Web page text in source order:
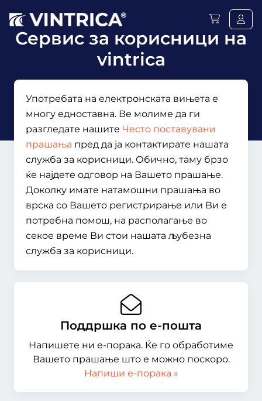
Сервис за корисници на
vintrica
Употребата на електронската вињета е
многу едноставна. Ве молиме да ги
разгледате нашите Често поставувани
прашања пред да ја контактирате нашата
служба за корисници. Обично, таму брзо
ќе најдете одговор на Вашето прашање.
Доколку имате натамошни прашања во
врска со Вашето регистрирање или Ви е
потребна помош, на располагање во
секое време Ви стои нашата љубезна
служба за корисници.
Поддршка по е-пошта
Напишете ни е-порака. Ќе го обработиме
Вашето прашање што е можно поскоро.
Напиши е-порака »